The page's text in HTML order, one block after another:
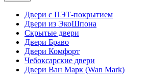
Двери с ПЭТ-покрытием
Двери из ЭкоШпона
Скрытые двери
Двери Браво
Двери Комфорт
Чебоксарские двери
Двери Ван Марк (Wan Mark)